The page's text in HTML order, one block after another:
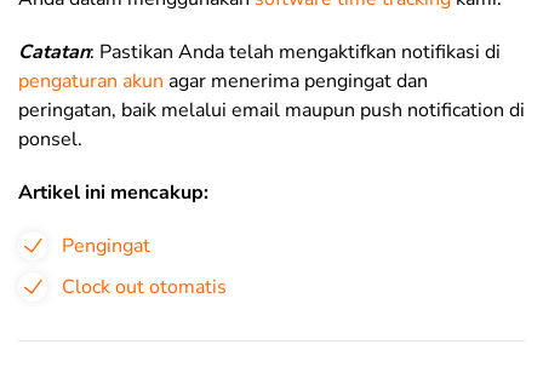
Catatan: Pastikan Anda telah mengaktifkan notifikasi di
pengaturan akun agar menerima pengingat dan
peringatan, baik melalui email maupun push notification di
ponsel.
Artikel ini mencakup:
Pengingat
Clock out otomatis